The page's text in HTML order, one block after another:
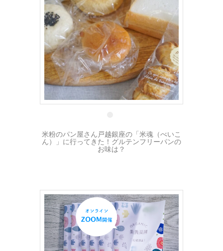
10 10月
米粉のパン屋さん戸越銀座の「米魂（べいこ
ん）」に行ってきた！グルテンフリーパンの
お味は？